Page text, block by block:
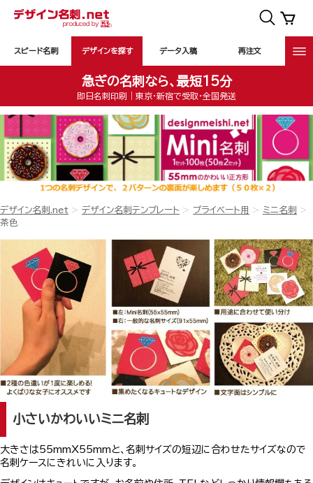
スピード名刺 デザインを探す データ入稿 再注文
急ぎの名刺なら、最短15分
即日名刺印刷｜東京・新宿で受取・全国発送
デザイン名刺.net デザイン名刺テンプレート プライベート用
ミニ名刺
茶色
小さいかわいいミニ名刺
大きさは55mmX55mmと、名刺サイズの短辺に合わせたサイズなので
名刺ケースにきれいに入ります。